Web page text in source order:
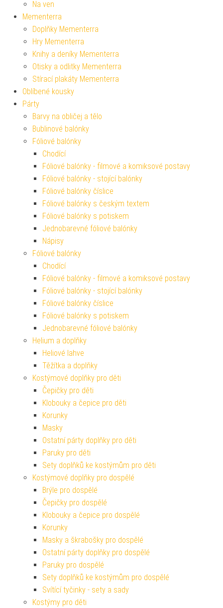
Na ven
Mementerra
Doplňky Mementerra
Hry Mementerra
Knihy a deníky Mementerra
Otisky a odlitky Mementerra
Stírací plakáty Mementerra
Oblíbené kousky
Párty
Barvy na obličej a tělo
Bublinové balónky
Fóliové balónky
Chodící
Fóliové balónky - filmové a komiksové postavy
Fóliové balónky - stojící balónky
Fóliové balónky číslice
Fóliové balónky s českým textem
Fóliové balónky s potiskem
Jednobarevné fóliové balónky
Nápisy
Fóliové balónky
Chodící
Fóliové balónky - filmové a komiksové postavy
Fóliové balónky - stojící balónky
Fóliové balónky číslice
Fóliové balónky s potiskem
Jednobarevné fóliové balónky
Helium a doplňky
Heliové lahve
Těžítka a doplňky
Kostýmové doplňky pro děti
Čepičky pro děti
Klobouky a čepice pro děti
Korunky
Masky
Ostatní párty doplňky pro děti
Paruky pro děti
Sety doplňků ke kostýmům pro děti
Kostýmové doplňky pro dospělé
Brýle pro dospělé
Čepičky pro dospělé
Klobouky a čepice pro dospělé
Korunky
Masky a škrabošky pro dospělé
Ostatní párty doplňky pro dospělé
Paruky pro dospělé
Sety doplňků ke kostýmům pro dospělé
Svítící tyčinky - sety a sady
Kostýmy pro děti